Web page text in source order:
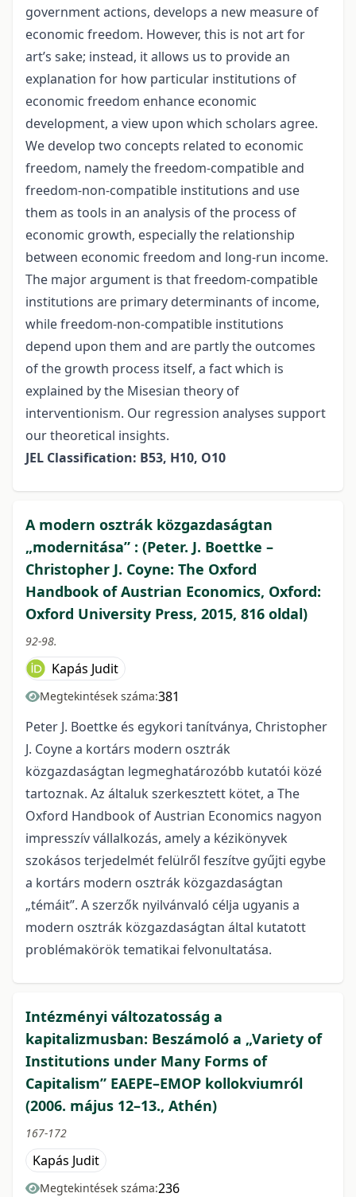
government actions, develops a new measure of
economic freedom. However, this is not art for
art’s sake; instead, it allows us to provide an
explanation for how particular institutions of
economic freedom enhance economic
development, a view upon which scholars agree.
We develop two concepts related to economic
freedom, namely the freedom-compatible and
freedom-non-compatible institutions and use
them as tools in an analysis of the process of
economic growth, especially the relationship
between economic freedom and long-run income.
The major argument is that freedom-compatible
institutions are primary determinants of income,
while freedom-non-compatible institutions
depend upon them and are partly the outcomes
of the growth process itself, a fact which is
explained by the Misesian theory of
interventionism. Our regression analyses support
our theoretical insights.
JEL Classification: B53, H10, O10
A modern osztrák közgazdaságtan
„modernitása” : (Peter. J. Boettke –
Christopher J. Coyne: The Oxford
Handbook of Austrian Economics, Oxford:
Oxford University Press, 2015, 816 oldal)
92-98.
Kapás Judit
Megtekintések száma:381
Peter J. Boettke és egykori tanítványa, Christopher
J. Coyne a kortárs modern osztrák
közgazdaságtan legmeghatározóbb kutatói közé
tartoznak. Az általuk szerkesztett kötet, a The
Oxford Handbook of Austrian Economics nagyon
impresszív vállalkozás, amely a kézikönyvek
szokásos terjedelmét felülről feszítve gyűjti egybe
a kortárs modern osztrák közgazdaságtan
„témáit”. A szerzők nyilvánvaló célja ugyanis a
modern osztrák közgazdaságtan által kutatott
problémakörök tematikai felvonultatása.
Intézményi változatosság a
kapitalizmusban: Beszámoló a „Variety of
Institutions under Many Forms of
Capitalism” EAEPE–EMOP kollokviumról
(2006. május 12–13., Athén)
167-172
Kapás Judit
Megtekintések száma:236